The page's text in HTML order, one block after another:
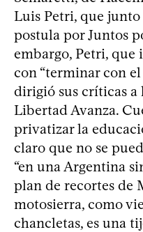
Luis Petri, que
postula por Juntos
embargo, Petri, que
con “terminar con
dirigió sus críticas a
Libertad Avanza.
privatizar la
claro que no se
“en una Argentina
plan de recortes de
motosierra, como
chancletas, es una